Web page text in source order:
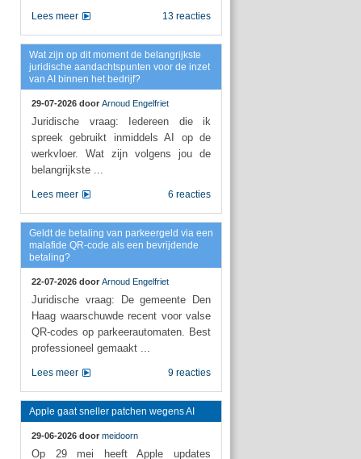
13 reacties
Lees meer
Wat zijn op dit moment de belangrijkste
juridische aandachtspunten voor de inzet
van AI binnen het bedrijf?
29-07-2026 door Arnoud Engelfriet
Juridische vraag: Iedereen die ik
spreek gebruikt inmiddels AI op de
werkvloer. Wat zijn volgens jou de
belangrijkste ...
6 reacties
Lees meer
Geldt de betaling van parkeergeld via een
malafide QR-code als een bevrijdende
betaling?
22-07-2026 door Arnoud Engelfriet
Juridische vraag: De gemeente Den
Haag waarschuwde recent voor valse
QR-codes op parkeerautomaten. Best
professioneel gemaakt ...
9 reacties
Lees meer
Apple gaat sneller patchen wegens AI
29-06-2026 door meidoorn
Op 29 mei heeft Apple updates